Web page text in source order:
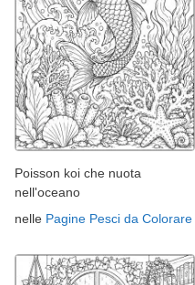
Poisson koi che nuota
nell'oceano
nelle Pagine Pesci da Colorare